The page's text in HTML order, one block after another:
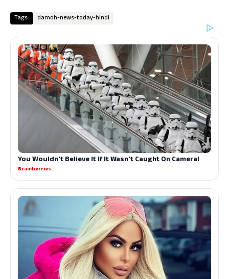
Tags: damoh-news-today-hindi